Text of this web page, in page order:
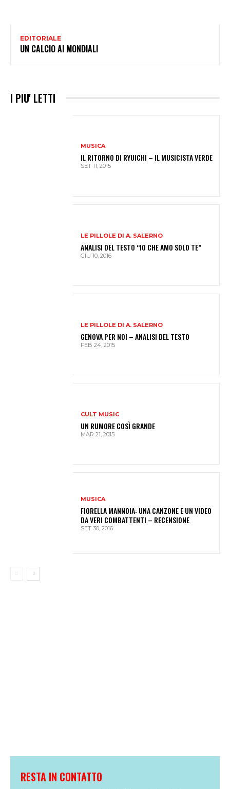
EDITORIALE
UN CALCIO AI MONDIALI
I PIU' LETTI
MUSICA
IL RITORNO DI RYUICHI – IL MUSICISTA VERDE
SET 11, 2015
LE PILLOLE DI A. SALERNO
ANALISI DEL TESTO “IO CHE AMO SOLO TE”
GIU 10, 2016
LE PILLOLE DI A. SALERNO
GENOVA PER NOI – ANALISI DEL TESTO
FEB 24, 2015
CULT MUSIC
UN RUMORE COSÌ GRANDE
MAR 21, 2015
MUSICA
FIORELLA MANNOIA: UNA CANZONE E UN VIDEO
DA VERI COMBATTENTI – RECENSIONE
SET 30, 2016
RESTA IN CONTATTO